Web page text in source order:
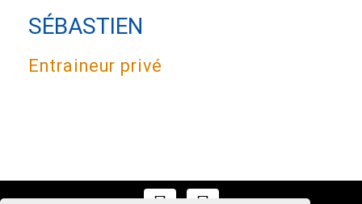
SÉBASTIEN
Entraineur privé